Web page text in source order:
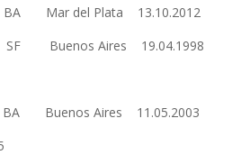
del Plata 13.10.2012
Buenos Aires 19.04.1998
Aires 11.05.2003